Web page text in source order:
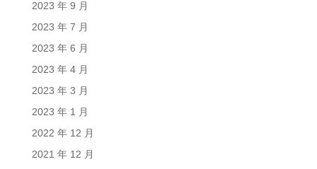
2023 年 9 月
2023 年 7 月
2023 年 6 月
2023 年 4 月
2023 年 3 月
2023 年 1 月
2022 年 12 月
2021 年 12 月